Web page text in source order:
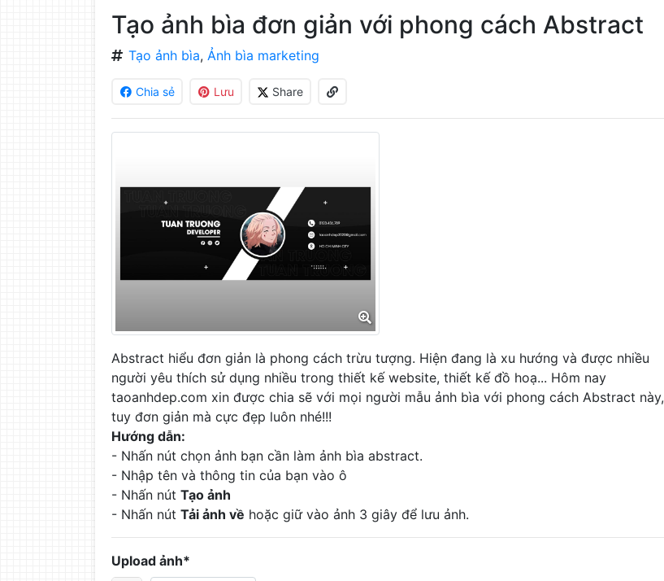
đẹp
trực
chèn
chữ
Tạo ảnh bìa đơn giản với phong cách Abstract
Tạo ảnh bìa, Ảnh bìa marketing
Chia sẻ Lưu Share
Abstract hiểu đơn giản là phong cách trừu tượng. Hiện đang là xu hướng và được nhiều
người yêu thích sử dụng nhiều trong thiết kế website, thiết kế đồ hoạ... Hôm nay
taoanhdep.com xin được chia sẽ với mọi người mẫu ảnh bìa với phong cách Abstract này,
tuy đơn giản mà cực đẹp luôn nhé!!!
Hướng dẫn:
- Nhấn nút chọn ảnh bạn cần làm ảnh bìa abstract.
- Nhập tên và thông tin của bạn vào ô
- Nhấn nút Tạo ảnh
- Nhấn nút Tải ảnh về hoặc giữ vào ảnh 3 giây để lưu ảnh.
Upload ảnh*